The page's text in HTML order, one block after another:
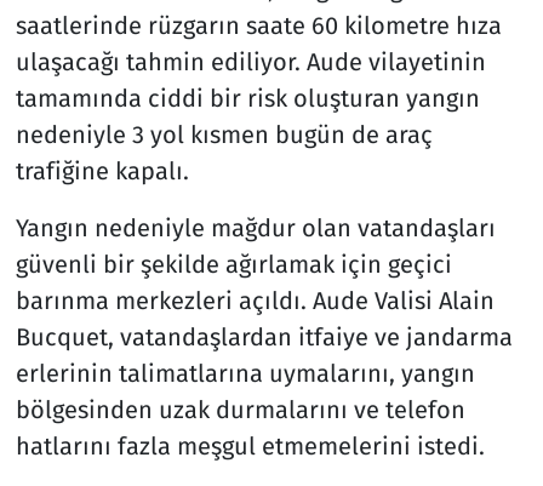
saatlerinde rüzgarın saate 60 kilometre hıza
ulaşacağı tahmin ediliyor. Aude vilayetinin
tamamında ciddi bir risk oluşturan yangın
nedeniyle 3 yol kısmen bugün de araç
trafiğine kapalı.
Yangın nedeniyle mağdur olan vatandaşları
güvenli bir şekilde ağırlamak için geçici
barınma merkezleri açıldı. Aude Valisi Alain
Bucquet, vatandaşlardan itfaiye ve jandarma
erlerinin talimatlarına uymalarını, yangın
bölgesinden uzak durmalarını ve telefon
hatlarını fazla meşgul etmemelerini istedi.